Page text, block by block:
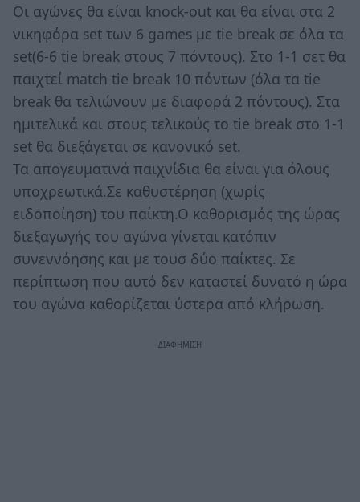
Οι αγώνες θα είναι knock-out και θα είναι στα 2
νικηφόρα set των 6 games με tie break σε όλα τα
set(6-6 tie break στους 7 πόντους). Στο 1-1 σετ θα
παιχτεί match tie break 10 πόντων (όλα τα tie
break θα τελιώνουν με διαφορά 2 πόντους). Στα
ημιτελικά και στους τελικούς το tie break στο 1-1
set θα διεξάγεται σε κανονικό set.
Τα απογευματινά παιχνίδια θα είναι για όλους
υποχρεωτικά.Σε καθυστέρηση (χωρίς
ειδοποίηση) του παίκτη.Ο καθορισμός της ώρας
διεξαγωγής του αγώνα γίνεται κατόπιν
συνεννόησης και με τουσ δύο παίκτες. Σε
περίπτωση που αυτό δεν καταστεί δυνατό η ώρα
του αγώνα καθορίζεται ύστερα από κλήρωση.